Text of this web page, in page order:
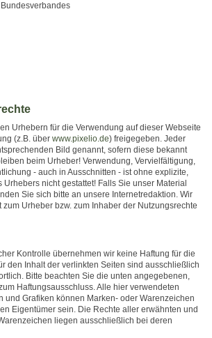
Urhebern für die Verwendung auf dieser Webseite
(z.B. über www.pixelio.de) freigegeben. Jeder
Bild genannt, sofern diese bekannt
beim Urheber! Verwendung, Vervielfältigung,
- auch in Ausschnitten - ist ohne explizite,
nicht gestattet! Falls Sie unser Material
Sie sich bitte an unsere Internetredaktion. Wir
Urheber bzw. zum Inhaber der Nutzungsrechte
Kontrolle übernehmen wir keine Haftung für die
den Inhalt der verlinkten Seiten sind ausschließlich
Bitte beachten Sie die unten angegebenen,
Haftungsausschluss. Alle hier verwendeten
und Grafiken können Marken- oder Warenzeichen
Eigentümer sein. Die Rechte aller erwähnten und
liegen ausschließlich bei deren